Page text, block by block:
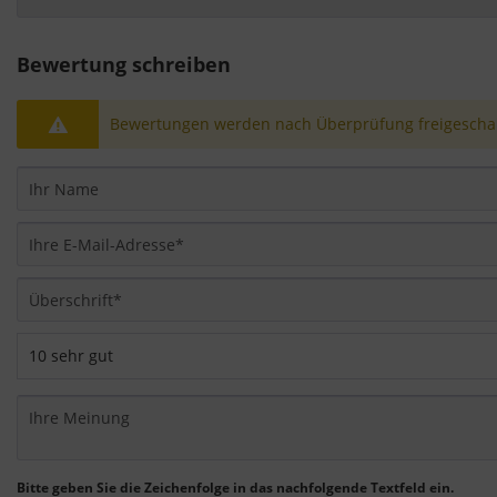
Bewertung schreiben
Bewertungen werden nach Überprüfung
Bitte geben Sie die Zeichenfolge in das nachfolgende Textfeld ein.